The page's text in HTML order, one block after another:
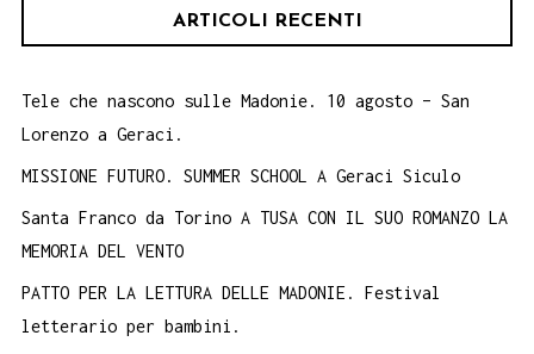
ARTICOLI RECENTI
Tele che nascono sulle Madonie. 10 agosto – San
Lorenzo a Geraci.
MISSIONE FUTURO. SUMMER SCHOOL A Geraci Siculo
Santa Franco da Torino A TUSA CON IL SUO ROMANZO LA
MEMORIA DEL VENTO
PATTO PER LA LETTURA DELLE MADONIE. Festival
letterario per bambini.